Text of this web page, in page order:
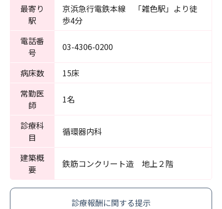
最寄り
駅
京浜急行電鉄本線 「雑色駅」より徒
歩4分
電話番
号
03-4306-0200
病床数
15床
常勤医
師
1名
診療科
目
循環器内科
建築概
要
鉄筋コンクリート造 地上２階
診療報酬に関する提示